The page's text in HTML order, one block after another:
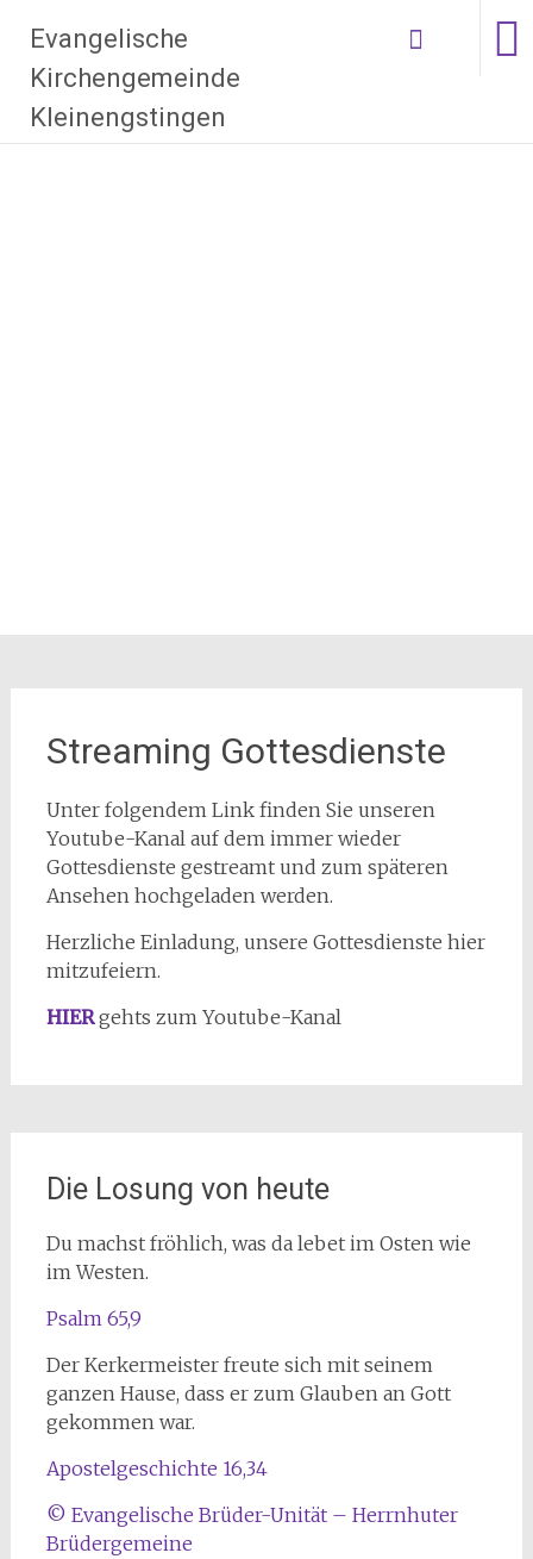
Evangelische
Kirchengemeinde
Kleinengstingen
Zum Inhalt
springen
Streaming Gottesdienste
Unter folgendem Link finden Sie unseren
Youtube-Kanal auf dem immer wieder
Gottesdienste gestreamt und zum späteren
Ansehen hochgeladen werden.
Herzliche Einladung, unsere Gottesdienste hier
mitzufeiern.
HIER gehts zum Youtube-Kanal
Die Losung von heute
Du machst fröhlich, was da lebet im Osten wie
im Westen.
Psalm 65,9
Der Kerkermeister freute sich mit seinem
ganzen Hause, dass er zum Glauben an Gott
gekommen war.
Apostelgeschichte 16,34
© Evangelische Brüder-Unität – Herrnhuter
Brüdergemeine